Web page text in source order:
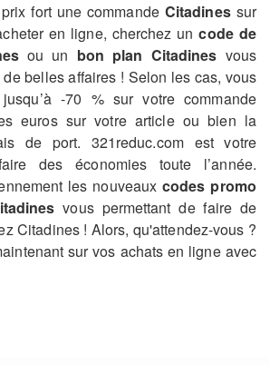
fort une commande Citadinessur
en ligne, cherchez uncode de
ou un bon plan Citadines vous
belles affaires ! Selon les cas, vous
-70 % sur votre commande
euros sur votre article ou bien la
de port. 321reduc.com est votre
des économies toute l’année.
les nouveauxcodes promo
vous permettant de faire de
Citadines ! Alors, qu'attendez-vous ?
sur vos achats en ligne avec